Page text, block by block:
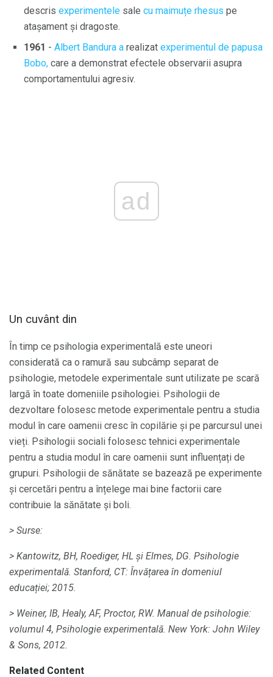
descris experimentele sale cu maimuțe rhesus pe
atașament și dragoste.
1961 - Albert Bandura a realizat experimentul de papusa
Bobo, care a demonstrat efectele observarii asupra
comportamentului agresiv.
ad
Un cuvânt din
În timp ce psihologia experimentală este uneori
considerată ca o ramură sau subcâmp separat de
psihologie, metodele experimentale sunt utilizate pe scară
largă în toate domeniile psihologiei. Psihologii de
dezvoltare folosesc metode experimentale pentru a studia
modul în care oamenii cresc în copilărie și pe parcursul unei
vieți. Psihologii sociali folosesc tehnici experimentale
pentru a studia modul în care oamenii sunt influențați de
grupuri. Psihologii de sănătate se bazează pe experimente
și cercetări pentru a înțelege mai bine factorii care
contribuie la sănătate și boli.
> Surse:
> Kantowitz, BH, Roediger, HL și Elmes, DG. Psihologie
experimentală. Stanford, CT: Învățarea în domeniul
educației; 2015.
> Weiner, IB, Healy, AF, Proctor, RW. Manual de psihologie:
volumul 4, Psihologie experimentală. New York: John Wiley
& Sons, 2012.
Related Content